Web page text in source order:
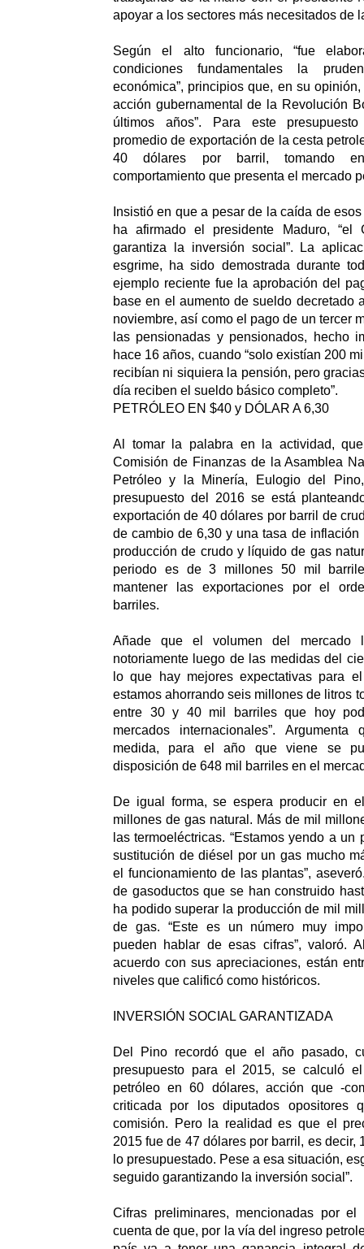
apoyar a los sectores más necesitados de
Según el alto funcionario, “fue
condiciones fundamentales la
económica”, principios que, en su
acción gubernamental de la Revolución
últimos años”. Para este
promedio de exportación de la cesta
40 dólares por barril, tomando
comportamiento que presenta el mercado
Insistió en que a pesar de la caída de
ha afirmado el presidente Maduro, “el
garantiza la inversión social”. La
esgrime, ha sido demostrada durante
ejemplo reciente fue la aprobación del
base en el aumento de sueldo decretado
noviembre, así como el pago de un tercer
las pensionadas y pensionados, hecho
hace 16 años, cuando “solo existían 200
recibían ni siquiera la pensión, pero
día reciben el sueldo básico completo”.
PETRÓLEO EN $40 y DÓLAR A 6,30
Al tomar la palabra en la actividad,
Comisión de Finanzas de la Asamblea
Petróleo y la Minería, Eulogio del
presupuesto del 2016 se está
exportación de 40 dólares por barril de
de cambio de 6,30 y una tasa de inflación
producción de crudo y líquido de gas
periodo es de 3 millones 50 mil
mantener las exportaciones por el
barriles.
Añade que el volumen del mercado
notoriamente luego de las medidas del
lo que hay mejores expectativas para
estamos ahorrando seis millones de litros
entre 30 y 40 mil barriles que hoy
mercados internacionales”.
medida, para el año que viene se
disposición de 648 mil barriles en el
De igual forma, se espera producir en
millones de gas natural. Más de mil
las termoeléctricas. “Estamos yendo a un
sustitución de diésel por un gas mucho
el funcionamiento de las plantas”,
de gasoductos que se han construido
ha podido superar la producción de mil
de gas. “Este es un número muy
pueden hablar de esas cifras”, valoró.
acuerdo con sus apreciaciones, están
niveles que calificó como históricos.
INVERSIÓN SOCIAL GARANTIZADA
Del Pino recordó que el año pasado,
presupuesto para el 2015, se calculó
petróleo en 60 dólares, acción que -
criticada por los diputados opositores
comisión. Pero la realidad es que el
2015 fue de 47 dólares por barril, es decir,
lo presupuestado. Pese a esa situación,
seguido garantizando la inversión social”.
Cifras preliminares, mencionadas por el
cuenta de que, por la vía del ingreso